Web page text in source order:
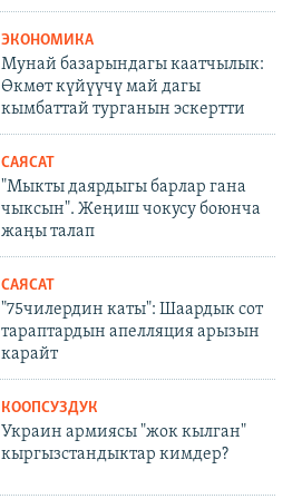
ЭКОНОМИКА
Мунай базарындагы каатчылык:
Өкмөт күйүүчү май дагы
кымбаттай турганын эскертти
САЯСАТ
"Мыкты даярдыгы барлар гана
чыксын". Жеңиш чокусу боюнча
жаңы талап
САЯСАТ
"75чилердин каты": Шаардык сот
тараптардын апелляция арызын
карайт
КООПСУЗДУК
Украин армиясы "жок кылган"
кыргызстандыктар кимдер?